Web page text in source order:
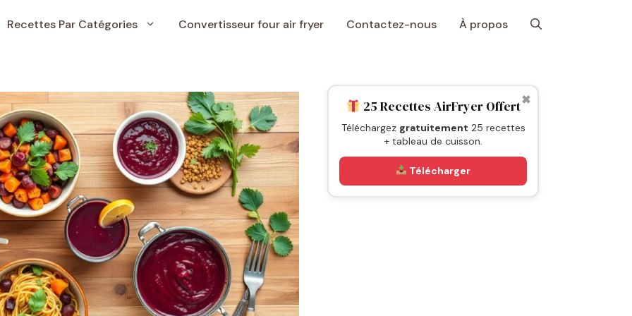
Recettes Par Catégories Convertisseur four air fryer Contactez-nous À propos
✖
25 Recettes AirFryer Offert
Téléchargez gratuitement 25 recettes
+ tableau de cuisson.
Télécharger